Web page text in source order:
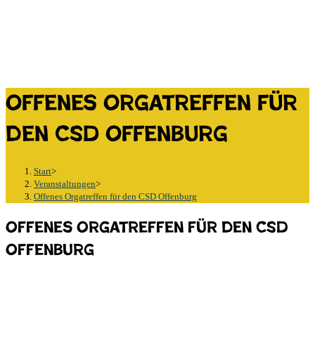
Offenes Orgatreffen für
den CSD Offenburg
Start>
Veranstaltungen>
Offenes Orgatreffen für den CSD Offenburg
Offenes Orgatreffen für den CSD
Offenburg